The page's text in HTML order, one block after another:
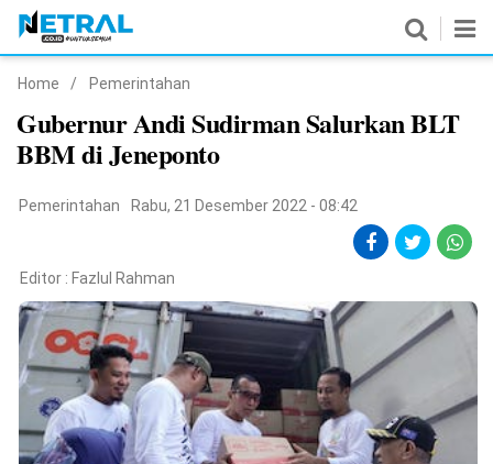
Nasional
Pemerintahan
Hukrim
Pendidikan
Peristiwa
Olahraga
Home / Pemerintahan
Gubernur Andi Sudirman Salurkan BLT
BBM di Jeneponto
Pemerintahan Rabu, 21 Desember 2022 - 08:42
Editor : Fazlul Rahman